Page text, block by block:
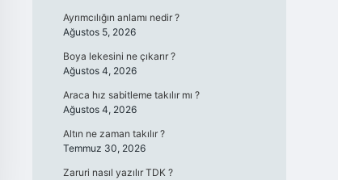
Ayrımcılığın anlamı nedir ?
Ağustos 5, 2026
Boya lekesini ne çıkarır ?
Ağustos 4, 2026
Araca hız sabitleme takılır mı ?
Ağustos 4, 2026
Altın ne zaman takılır ?
Temmuz 30, 2026
Zaruri nasıl yazılır TDK ?